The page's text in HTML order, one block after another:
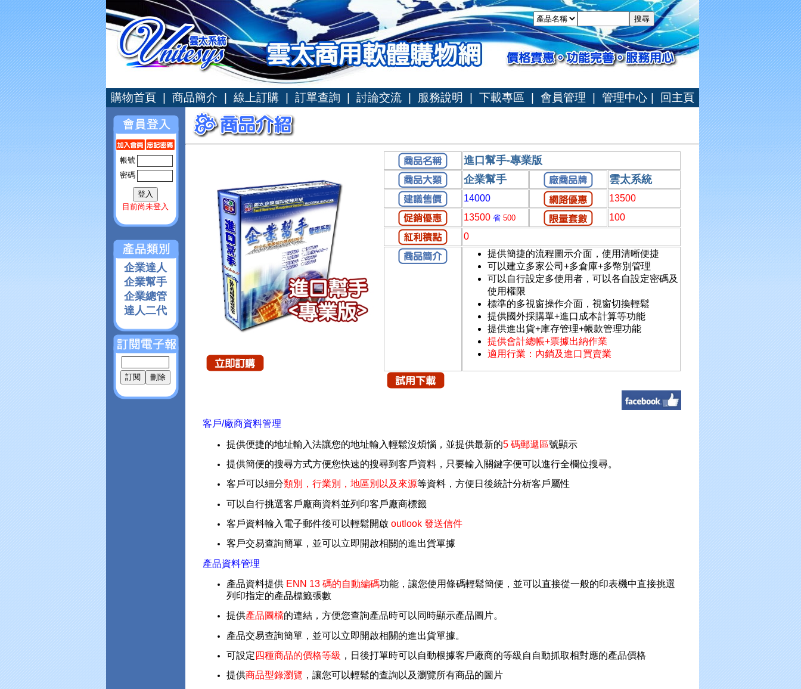
購物首頁 商品簡介 線上訂購 訂單查詢 討論交流 服務說明 下載專區 會員管理 管理中心 回主頁
帳號
密碼
目前尚未登入
企業達人
企業幫手
企業總管
達人二代
進口幫手-專業版
企業幫手
雲太系統
14000
13500
13500 省500
100
0
提供簡捷的流程圖示介面，使用清晰便捷
可以建立多家公司+多倉庫+多幣別管理
可以自行設定多使用者，可以各自設定密碼及
使用權限
標準的多視窗操作介面，視窗切換輕鬆
提供國外採購單+進口成本計算等功能
提供進出貨+庫存管理+帳款管理功能
提供會計總帳+票據出納作業
適用行業：內銷及進口買賣業
客戶/廠商資料管理
提供便捷的地址輸入法讓您的地址輸入輕鬆沒煩惱，並提供最新的5 碼郵遞區號顯示
提供簡便的搜尋方式方便您快速的搜尋到客戶資料，只要輸入關鍵字便可以進行全欄位搜尋。
客戶可以細分類別，行業別，地區別以及來源等資料，方便日後統計分析客戶屬性
可以自行挑選客戶廠商資料並列印客戶廠商標籤
客戶資料輸入電子郵件後可以輕鬆開啟 outlook 發送信件
客戶交易查詢簡單，並可以立即開啟相關的進出貨單據
產品資料管理
產品資料提供 ENN 13 碼的自動編碼功能，讓您使用條碼輕鬆簡便，並可以直接從一般的印表機中直接挑選
列印指定的產品標籤張數
提供產品圖檔的連結，方便您查詢產品時可以同時顯示產品圖片。
產品交易查詢簡單，並可以立即開啟相關的進出貨單據。
可設定 四種商品的價格等級 ，日後打單時可以自動根據客戶廠商的等級自自動抓取相對應的產品價格
提供商品型錄瀏覽 ，讓您可以輕鬆的查詢以及瀏覽所有商品的圖片